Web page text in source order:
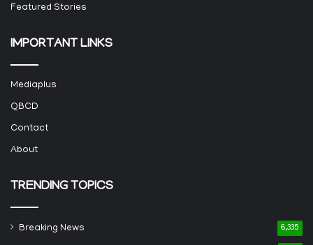
Featured Stories
IMPORTANT LINKS
Mediaplus
QBCD
Contact
About
TRENDING TOPICS
Breaking News 6,335